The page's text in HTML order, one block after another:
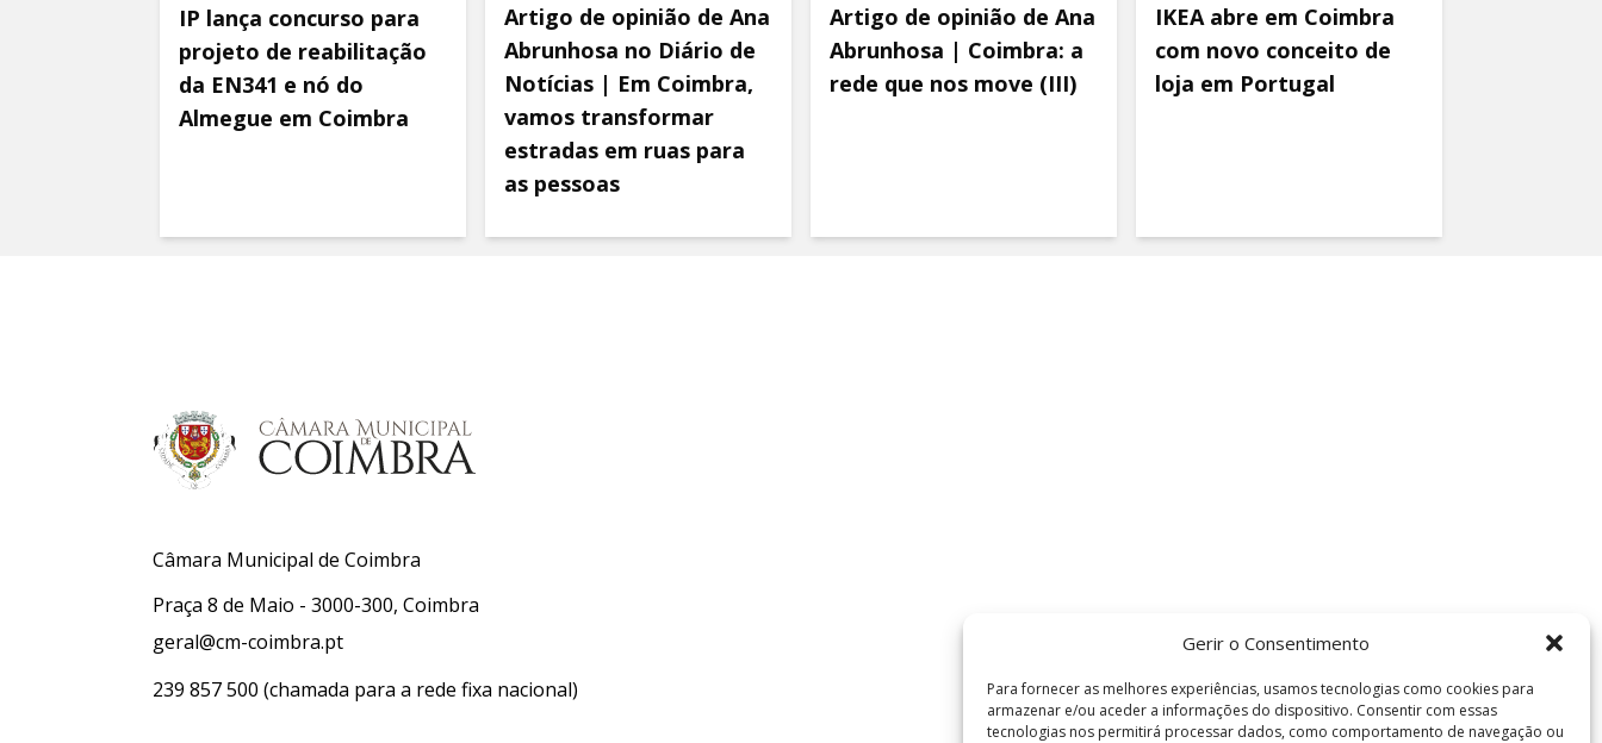
Gerir o Consentimento
Para fornecer as melhores experiências, usamos tecnologias como cookies para
armazenar e/ou aceder a informações do dispositivo. Consentir com essas
tecnologias nos permitirá processar dados, como comportamento de navegação ou
IP lança concurso para
projeto de reabilitação
da EN341 e nó do
Almegue em Coimbra
Artigo de opinião de Ana
Abrunhosa no Diário de
Notícias | Em Coimbra,
vamos transformar
estradas em ruas para
as pessoas
Artigo de opinião de Ana
Abrunhosa | Coimbra: a
rede que nos move (III)
IKEA abre em Coimbra
com novo conceito de
loja em Portugal
Câmara Municipal de Coimbra
Praça 8 de Maio - 3000-300, Coimbra
geral@cm-coimbra.pt
239 857 500 (chamada para a rede fixa nacional)